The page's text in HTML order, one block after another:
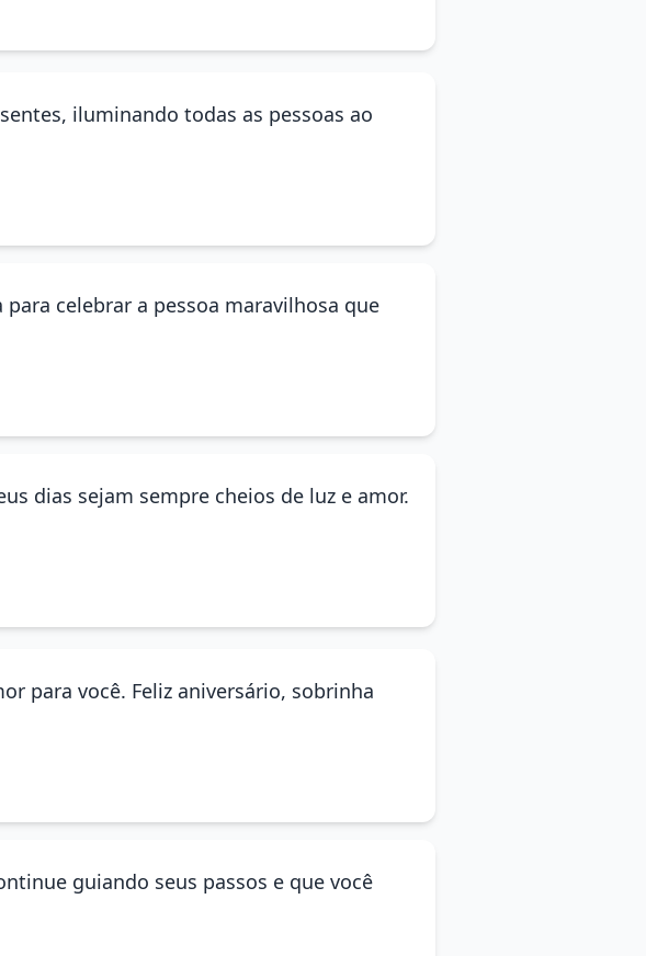
iluminando todas as pessoas ao
celebrar a pessoa maravilhosa que
dias sejam sempre cheios de luz e amor.
para você. Feliz aniversário, sobrinha
guiando seus passos e que você